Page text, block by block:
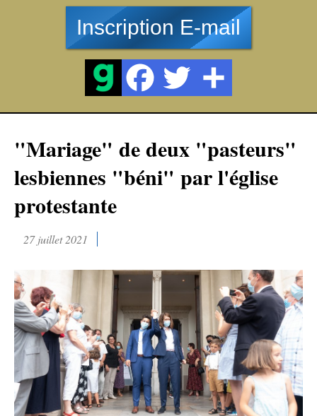
Inscription E-mail
"Mariage" de deux "pasteurs"
lesbiennes "béni" par l'église
protestante
27 juillet 2021